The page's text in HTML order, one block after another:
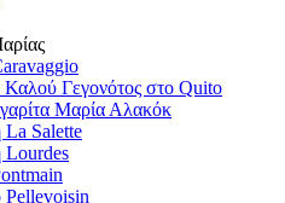
Καλού Γεγονότος στο Quito
Μαρία Αλακόκ
La Salette
Lourdes
Pellevoisin